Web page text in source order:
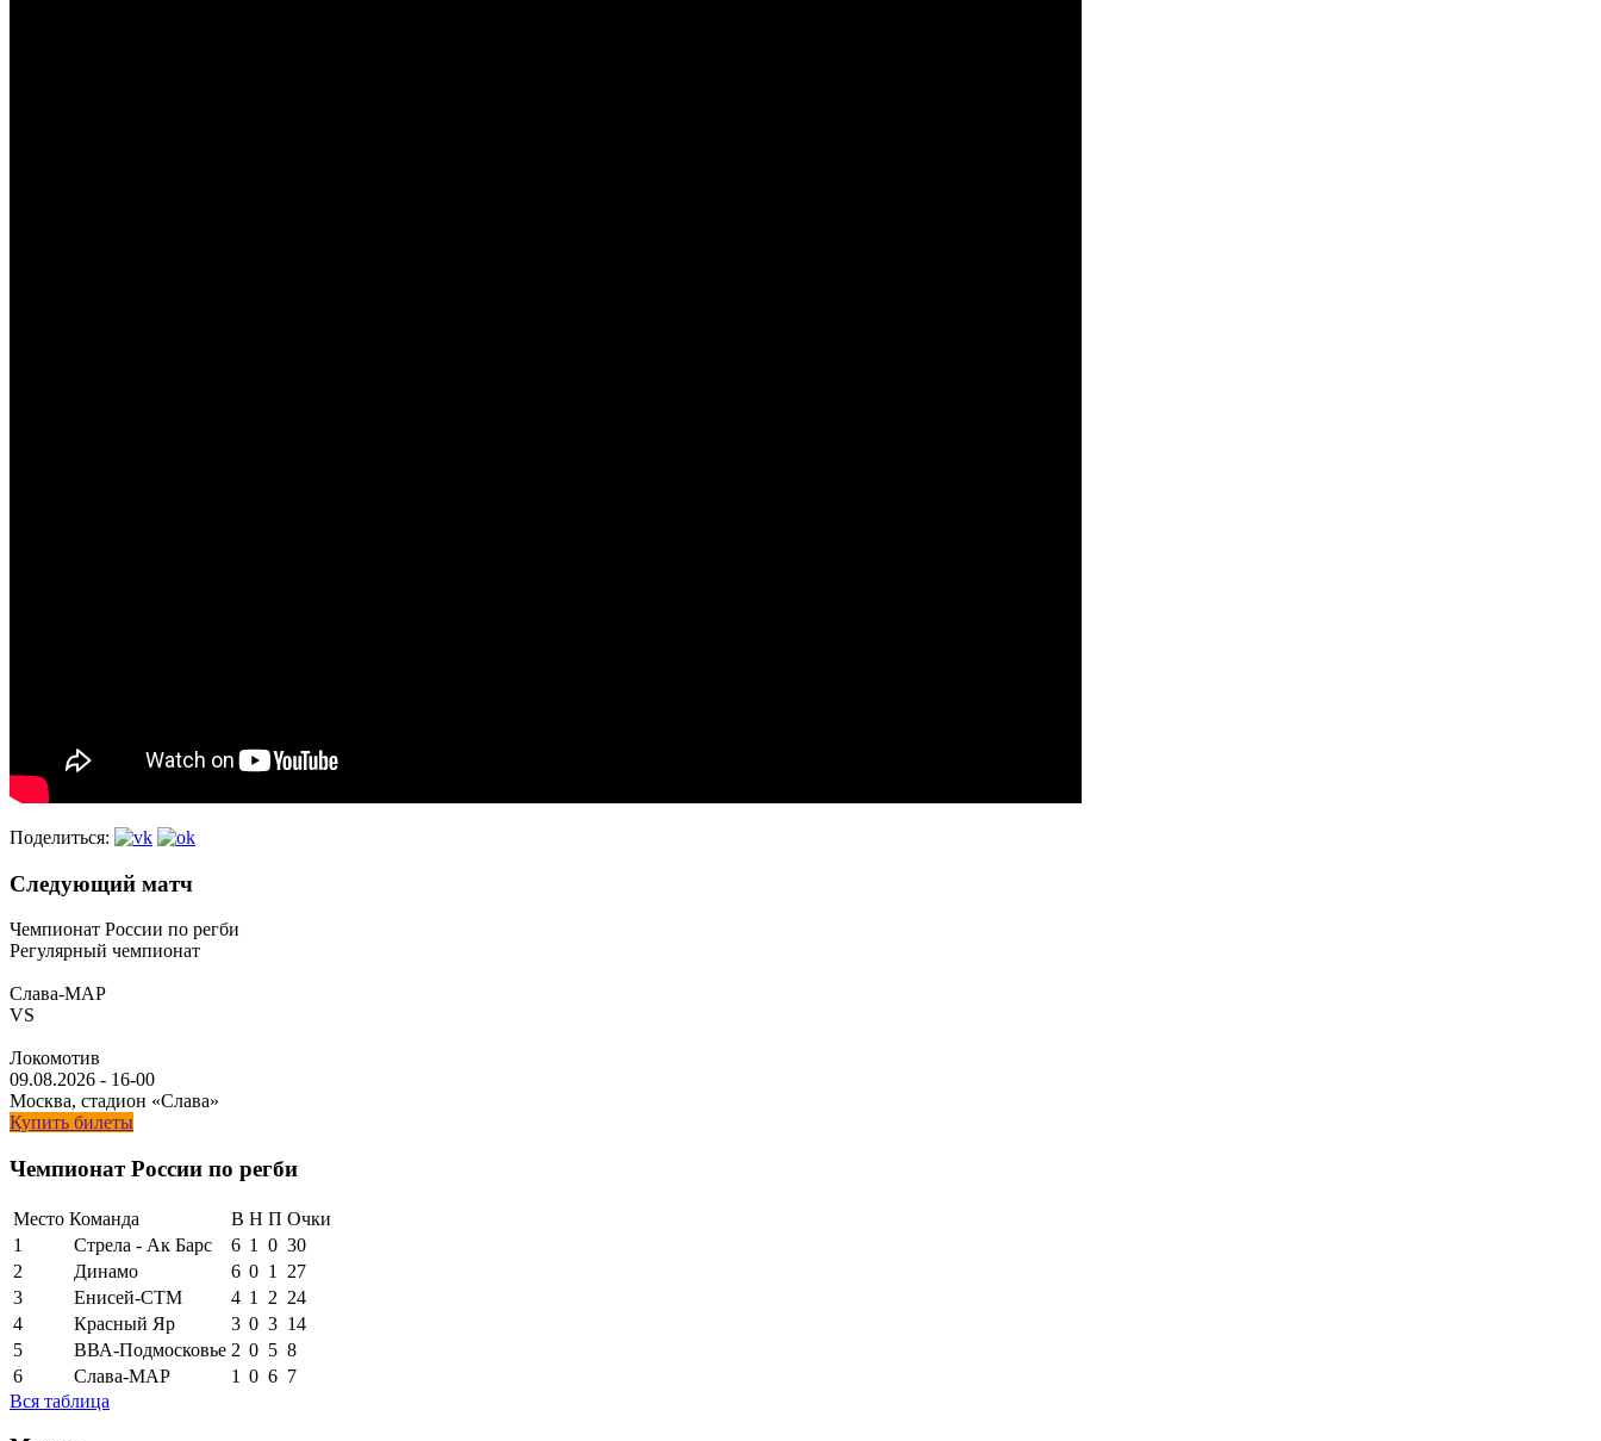
Поделиться:
Следующий матч
Чемпионат России по регби
Регулярный чемпионат
Слава-МАР
VS
Локомотив
09.08.2026 - 16-00
Москва, стадион «Слава»
Купить билеты
Чемпионат России по регби
Место Команда В Н П Очки
1
Стрела - Ак Барс 6 1 0 30
2
Динамо 6 0 1
27
3
Енисей-СТМ 4 1 2 24
4
Красный Яр 3 0 3 14
5
ВВА-Подмосковье 2 0 5 8
6
Слава-МАР 1 0 6 7
Вся таблица